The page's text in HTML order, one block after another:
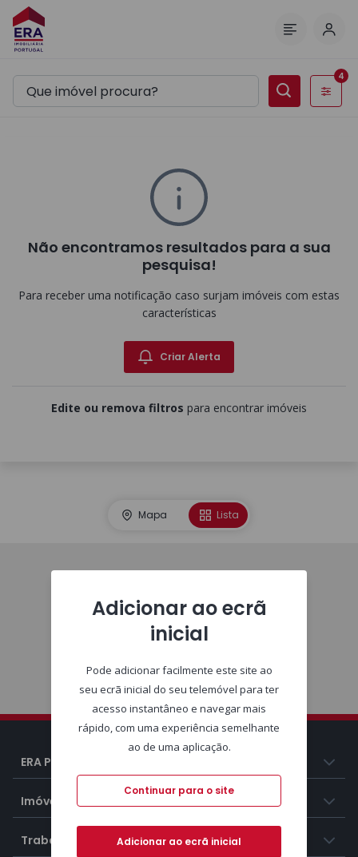
Filtros
4
Não encontramos resultados para a sua
pesquisa!
Para receber uma notificação caso surjam imóveis com estas
características
Criar Alerta
Edite ou remova filtros para encontrar imóveis
Mapa Lista
ERA Portugal
Imóveis
Trabalhar na ERA
Adicionar ao ecrã
inicial
Pode adicionar facilmente este site ao
seu ecrã inicial do seu telemóvel para ter
acesso instantâneo e navegar mais
rápido, com uma experiência semelhante
ao de uma aplicação.
Continuar para o site
Adicionar ao ecrã inicial